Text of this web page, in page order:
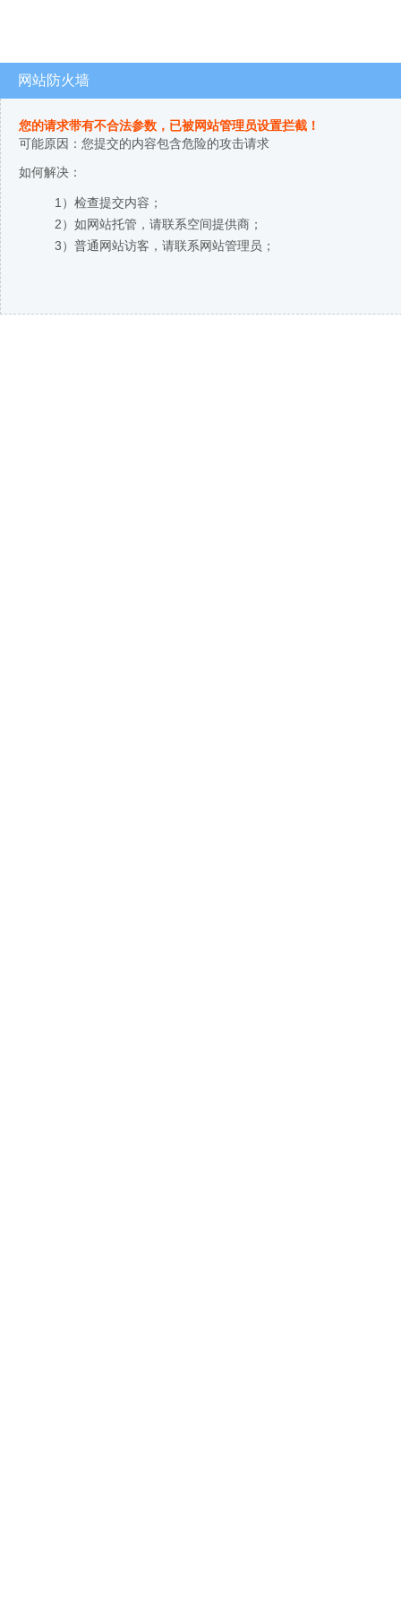
网站防火墙
您的请求带有不合法参数，已被网站管理员设置拦截！
可能原因：您提交的内容包含危险的攻击请求
如何解决：
1）检查提交内容；
2）如网站托管，请联系空间提供商；
3）普通网站访客，请联系网站管理员；